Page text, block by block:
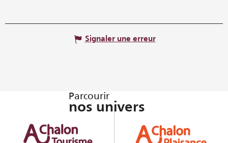
Signaler une erreur
Parcourir
nos univers